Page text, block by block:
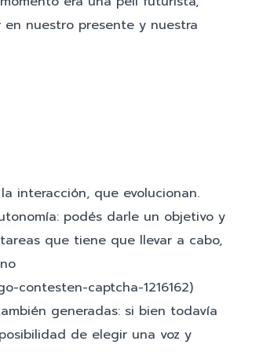
en nuestro presente y nuestra
interacción, que evolucionan.
podés darle un objetivo y
que tiene que llevar a cabo,
contesten-captcha-1216162)
generadas: si bien todavía
de elegir una voz y